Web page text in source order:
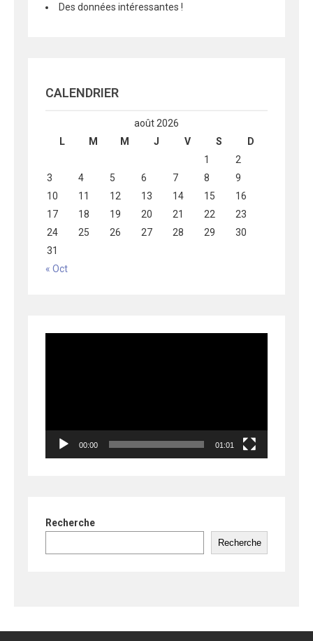
Des données intéressantes !
CALENDRIER
août 2026
L
M M J V S
D
1
2
3
4 5 6 7 8
9
10
11 12 13 14 15
16
17
18 19 20 21 22
23
24
25 26 27 28 29
30
31
« Oct
00:00 01:01
Recherche
Recherche